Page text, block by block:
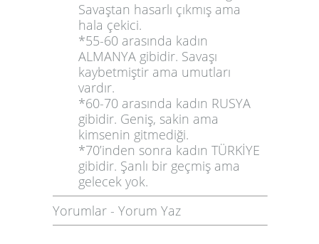
Savaştan hasarlı çıkmış ama
hala çekici.
*55-60 arasında kadın
ALMANYA gibidir. Savaşı
kaybetmiştir ama umutları
vardır.
*60-70 arasında kadın RUSYA
gibidir. Geniş, sakin ama
kimsenin gitmediği.
*70’inden sonra kadın TÜRKİYE
gibidir. Şanlı bir geçmiş ama
gelecek yok.
Yorumlar - Yorum Yaz